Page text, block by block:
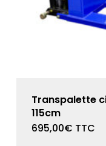
Transpalette
115cm
695,00€ TTC